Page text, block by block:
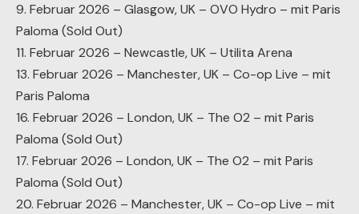
9. Februar 2026 – Glasgow, UK – OVO Hydro – mit Paris
Paloma (Sold Out)
11. Februar 2026 – Newcastle, UK – Utilita Arena
13. Februar 2026 – Manchester, UK – Co-op Live – mit
Paris Paloma
16. Februar 2026 – London, UK – The O2 – mit Paris
Paloma (Sold Out)
17. Februar 2026 – London, UK – The O2 – mit Paris
Paloma (Sold Out)
20. Februar 2026 – Manchester, UK – Co-op Live – mit